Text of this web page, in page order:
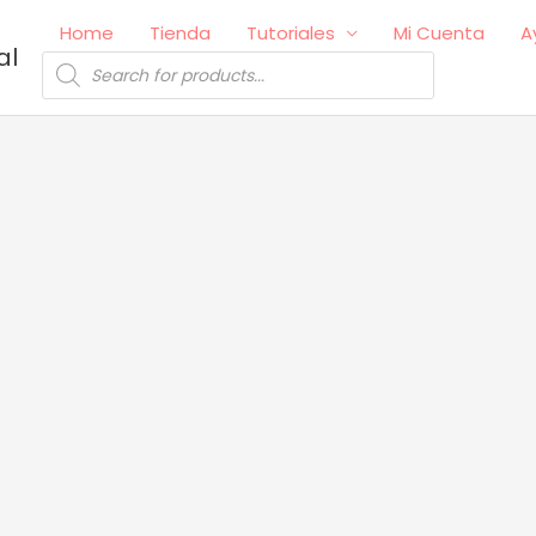
Home Tienda Tutoriales Mi Cuenta
Búsqueda
de
productos